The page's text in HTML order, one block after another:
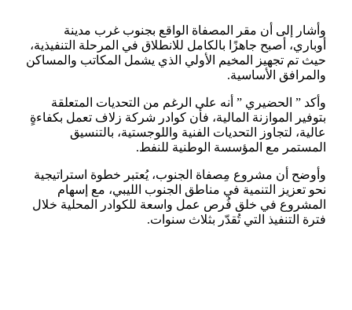
وأشار إلى أن مقر المصفاة الواقع بجنوب غرب مدينة
أوباري، أصبح جاهزًا بالكامل للانطلاق في المرحلة التنفيذية،
حيث تم تجهيز المخيم الأولي الذي يشمل المكاتب والمساكن
والمرافق الأساسية.
وأكد ” الحضيري ” أنه على الرغم من التحديات المتعلقة
بتوفير الموازنة المالية، فأن كوادر شركة زلاف تعمل بكفاءةٍ
عالية، لتجاوز التحديات الفنية واللوجستية، بالتنسيق
المستمر مع المؤسسة الوطنية للنفط.
وأوضح أن مشروع مِصفاة الجنوب، يُعتبر خطوة استراتيجية
نحو تعزيز التنمية في مناطق الجنوب الليبي، مع إسهام
المشروع في خلق فُرص عمل واسعة للكوادر المحلية خلال
فترة التنفيذ التي تُقدّر بثلاث سنوات.